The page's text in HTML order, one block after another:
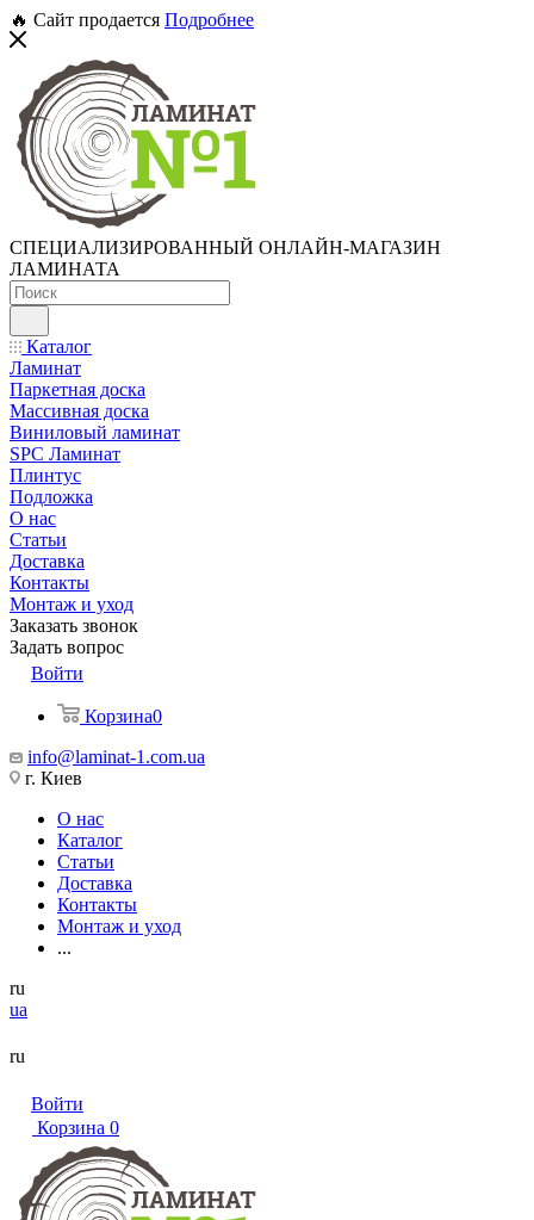
🔥 Сайт продается Подробнее
СПЕЦИАЛИЗИРОВАННЫЙ ОНЛАЙН-МАГАЗИН
ЛАМИНАТА
Каталог
Ламинат
Паркетная доска
Массивная доска
Виниловый ламинат
SPC Ламинат
Плинтус
Подложка
О нас
Статьи
Доставка
Контакты
Монтаж и уход
Заказать звонок
Задать вопрос
Войти
Корзина0
info@laminat-1.com.ua
г. Киев
О нас
Каталог
Статьи
Доставка
Контакты
Монтаж и уход
...
ru
ua
ru
Войти
Корзина 0